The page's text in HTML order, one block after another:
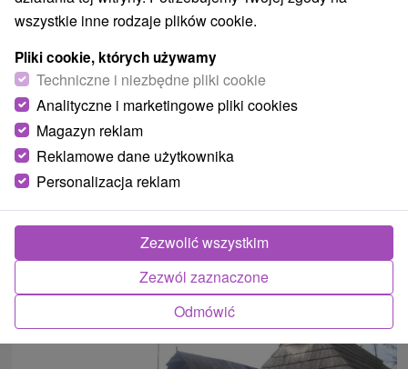
© OpenStreetMap
Region turystyczny
Orava, Severné Slovensko, Žilinský kraj, Roháče
wszystkie inne rodzaje plików cookie.
Pliki cookie, których używamy
Techniczne i niezbędne pliki cookie
Analityczne i marketingowe pliki cookies
Magazyn reklam
Reklamowe dane użytkownika
Personalizacja reklam
Odmówić
Zezwól zaznaczone
Zezwolić wszystkim